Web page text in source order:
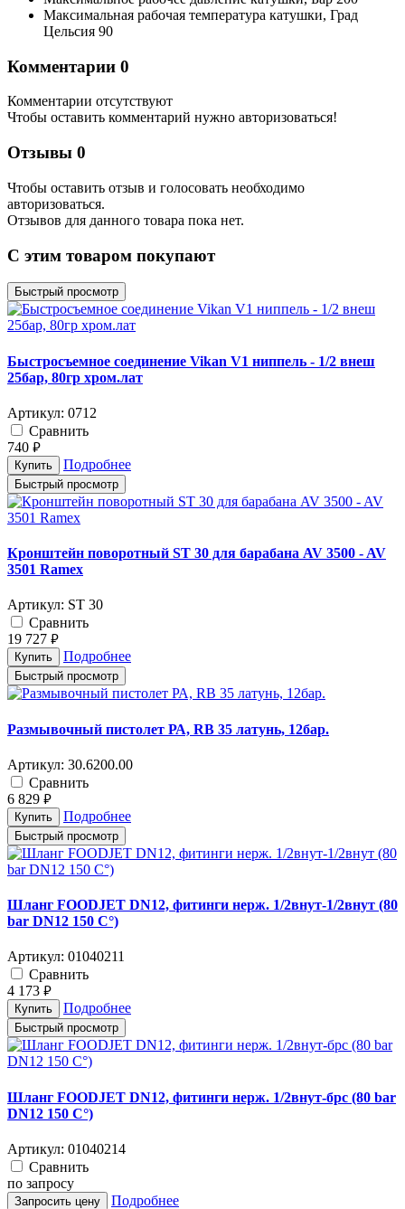
Максимальная рабочая температура катушки, Град
Цельсия 90
Комментарии 0
Комментарии отсутствуют
Чтобы оставить комментарий нужно авторизоваться!
Отзывы 0
Чтобы оcтавить отзыв и голосовать необходимо
авторизоваться.
Отзывов для данного товара пока нет.
C этим товаром покупают
Быстрый просмотр
Быстросъемное соединение Vikan V1 ниппель - 1/2 внеш
25бар, 80гр хром.лат
Артикул: 0712
Cравнить
740 руб.
Купить Подробнее
Быстрый просмотр
Кронштейн поворотный ST 30 для барабана AV 3500 - AV
3501 Ramex
Артикул: ST 30
Cравнить
19 727 руб.
Купить Подробнее
Быстрый просмотр
Размывочный пистолет РА, RB 35 латунь, 12бар.
Артикул: 30.6200.00
Cравнить
6 829 руб.
Купить Подробнее
Быстрый просмотр
Шланг FOODJET DN12, фитинги нерж. 1/2внут-1/2внут (80
bar DN12 150 C°)
Артикул: 01040211
Cравнить
4 173 руб.
Купить Подробнее
Быстрый просмотр
Шланг FOODJET DN12, фитинги нерж. 1/2внут-брс (80 bar
DN12 150 C°)
Артикул: 01040214
Cравнить
по запросу
Запросить цену Подробнее